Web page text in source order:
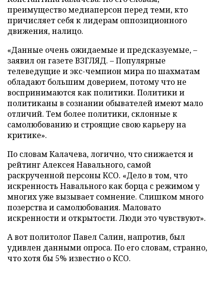
преимущество медиаперсон перед теми, кто
причисляет себя к лидерам оппозиционного
движения, налицо.
«Данные очень ожидаемые и предсказуемые, –
заявил он газете ВЗГЛЯД. – Популярные
телеведущие и экс-чемпион мира по шахматам
обладают большим доверием, потому что не
воспринимаются как политики. Политики и
политиканы в сознании обывателей имеют мало
отличий. Тем более политики, склонные к
самолюбованию и строящие свою карьеру на
критике».
По словам Калачева, логично, что снижается и
рейтинг Алексея Навального, самой
раскрученной персоны КСО. «Дело в том, что
искренность Навального как борца с режимом у
многих уже вызывает сомнение. Слишком много
позерства и самолюбования. Маловато
искренности и открытости. Люди это чувствуют».
А вот политолог Павел Салин, напротив, был
удивлен данными опроса. По его словам, странно,
что хотя бы 5% известно о КСО.